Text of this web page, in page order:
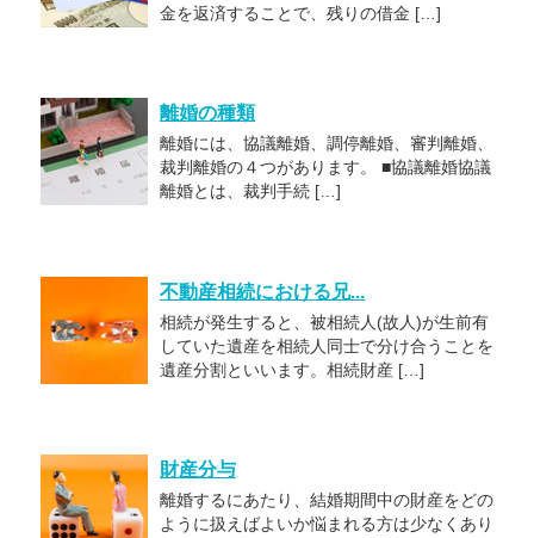
金を返済することで、残りの借金 […]
離婚の種類
離婚には、協議離婚、調停離婚、審判離婚、
裁判離婚の４つがあります。 ■協議離婚協議
離婚とは、裁判手続 […]
不動産相続における兄...
相続が発生すると、被相続人(故人)が生前有
していた遺産を相続人同士で分け合うことを
遺産分割といいます。相続財産 […]
財産分与
離婚するにあたり、結婚期間中の財産をどの
ように扱えばよいか悩まれる方は少なくあり